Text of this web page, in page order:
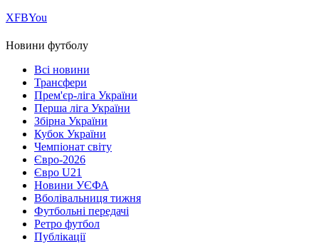
ХFBYou
Новини футболу
Всі новини
Трансфери
Прем'єр-ліга України
Перша ліга України
Збірна України
Кубок України
Чемпіонат світу
Євро-2026
Євро U21
Новини УЄФА
Вболівальниця тижня
Футбольні передачі
Ретро футбол
Публікації